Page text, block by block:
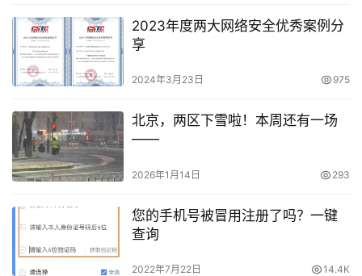
2023年度两大网络安全优秀案例分
享
2024年3月23日 975
北京，两区下雪啦！本周还有一场
——
2026年1月14日 293
您的手机号被冒用注册了吗？一键
查询
2022年7月22日 14.4K